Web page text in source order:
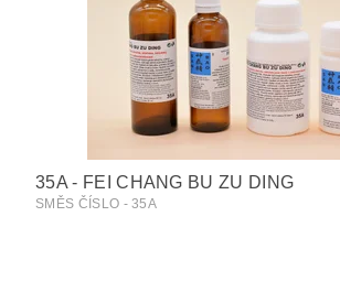
35A - FEI CHANG BU ZU DING
SMĚS ČÍSLO - 35A